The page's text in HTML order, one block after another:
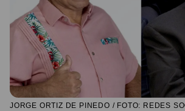
JORGE ORTIZ DE PINEDO / FOTO: REDES